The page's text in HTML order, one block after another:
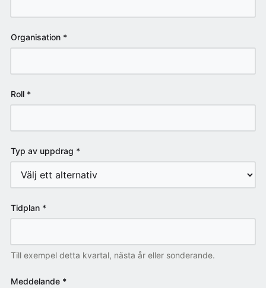
Organisation*
Roll*
Typ av uppdrag *
Tidplan*
Till exempel detta kvartal, nästa år eller sonderande.
Meddelande*